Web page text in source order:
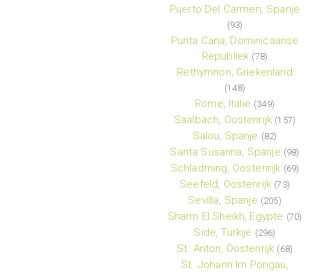
Puerto Del Carmen, Spanje
(93)
Punta Cana, Dominicaanse
Republiek (78)
Rethymnon, Griekenland
(148)
Rome, Italië (349)
Saalbach, Oostenrijk (157)
Salou, Spanje (82)
Santa Susanna, Spanje (98)
Schladming, Oostenrijk (69)
Seefeld, Oostenrijk (73)
Sevilla, Spanje (205)
Sharm El Sheikh, Egypte (70)
Side, Turkije (296)
St. Anton, Oostenrijk (68)
St. Johann Im Pongau,